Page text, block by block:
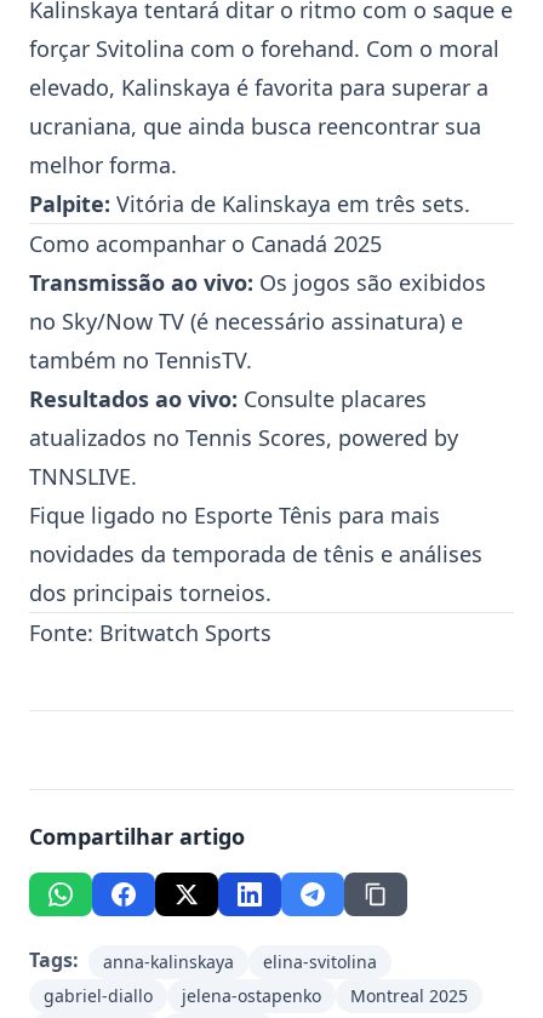
Kalinskaya tentará ditar o ritmo com o saque e
forçar Svitolina com o forehand. Com o moral
elevado, Kalinskaya é favorita para superar a
ucraniana, que ainda busca reencontrar sua
melhor forma.
Palpite: Vitória de Kalinskaya em três sets.
Como acompanhar o Canadá 2025
Transmissão ao vivo: Os jogos são exibidos
no Sky/Now TV (é necessário assinatura) e
também no TennisTV.
Resultados ao vivo: Consulte placares
atualizados no Tennis Scores, powered by
TNNSLIVE.
Fique ligado no Esporte Tênis para mais
novidades da temporada de tênis e análises
dos principais torneios.
Fonte: Britwatch Sports
Compartilhar artigo
Tags: anna-kalinskaya
elina-svitolina
gabriel-diallo
jelena-ostapenko
Montreal 2025